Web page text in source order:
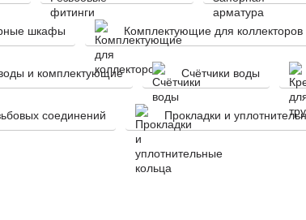
шкафы Комплектующие для коллекторов
и комплектующие Счётчики воды
соединений Прокладки и